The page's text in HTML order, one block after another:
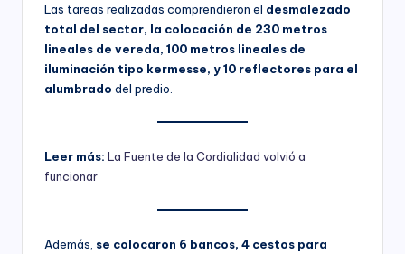
Las tareas realizadas comprendieron el desmalezado
total del sector, la colocación de 230 metros
lineales de vereda, 100 metros lineales de
iluminación tipo kermesse, y 10 reflectores para el
alumbrado del predio.
Leer más: La Fuente de la Cordialidad volvió a
funcionar
Además, se colocaron 6 bancos, 4 cestos para